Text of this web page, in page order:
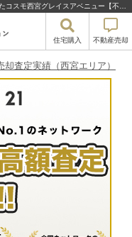
住宅購入 不動産売却
却査定実績（西宮エリア）